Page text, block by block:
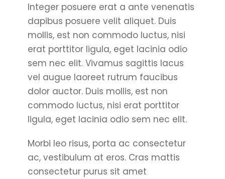
Integer posuere erat a ante venenatis
dapibus posuere velit aliquet. Duis
mollis, est non commodo luctus, nisi
erat porttitor ligula, eget lacinia odio
sem nec elit. Vivamus sagittis lacus
vel augue laoreet rutrum faucibus
dolor auctor. Duis mollis, est non
commodo luctus, nisi erat porttitor
ligula, eget lacinia odio sem nec elit.
Morbi leo risus, porta ac consectetur
ac, vestibulum at eros. Cras mattis
consectetur purus sit amet